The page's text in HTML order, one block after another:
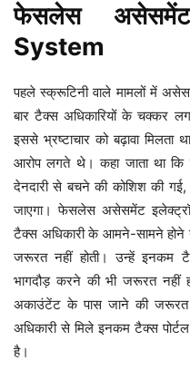
फेसलेस
System
पहले स्क्रूटिनी वाले मामलों में
बार टैक्स अधिकारियों के चक्कर
इससे भ्रष्टाचार को बढ़ावा मिलता
आरोप लगते थे। कहा जाता था कि
देनदारी से बचने की कोशिश की
जाएगा। फेसलेस असेसमेंट
टैक्स अधिकारी के आमने-सामने
जरूरत नहीं होती। उन्हें इनकम
भागदौड़ करने की भी जरूरत नहीं
अकाउंटेंट के पास जाने की जरूरत
अधिकारी से मिले इनकम टैक्स
है।